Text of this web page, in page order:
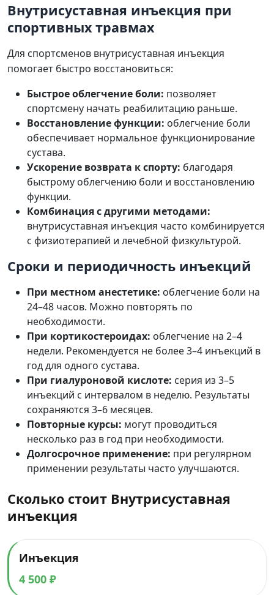
Внутрисуставная инъекция при
спортивных травмах
Для спортсменов внутрисуставная инъекция
помогает быстро восстановиться:
Быстрое облегчение боли: позволяет
спортсмену начать реабилитацию раньше.
Восстановление функции: облегчение боли
обеспечивает нормальное функционирование
сустава.
Ускорение возврата к спорту: благодаря
быстрому облегчению боли и восстановлению
функции.
Комбинация с другими методами:
внутрисуставная инъекция часто комбинируется
с физиотерапией и лечебной физкультурой.
Сроки и периодичность инъекций
При местном анестетике: облегчение боли на
24–48 часов. Можно повторять по
необходимости.
При кортикостероидах: облегчение на 2–4
недели. Рекомендуется не более 3–4 инъекций в
год для одного сустава.
При гиалуроновой кислоте: серия из 3–5
инъекций с интервалом в неделю. Результаты
сохраняются 3–6 месяцев.
Повторные курсы: могут проводиться
несколько раз в год при необходимости.
Долгосрочное применение: при регулярном
применении результаты часто улучшаются.
Сколько стоит Внутрисуставная
инъекция
Инъекция
4 500 ₽